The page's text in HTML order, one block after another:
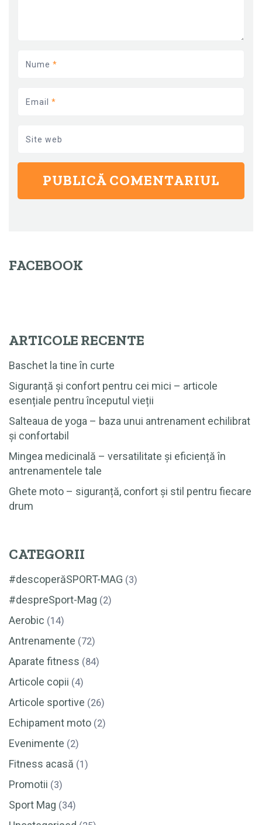
Nume *
Email *
Site web
FACEBOOK
ARTICOLE RECENTE
Baschet la tine în curte
Siguranță și confort pentru cei mici – articole
esențiale pentru începutul vieții
Salteaua de yoga – baza unui antrenament echilibrat
și confortabil
Mingea medicinală – versatilitate și eficiență în
antrenamentele tale
Ghete moto – siguranță, confort și stil pentru fiecare
drum
CATEGORII
#descoperăSPORT-MAG (3)
#despreSport-Mag (2)
Aerobic (14)
Antrenamente (72)
Aparate fitness (84)
Articole copii (4)
Articole sportive (26)
Echipament moto (2)
Evenimente (2)
Fitness acasă (1)
Promotii (3)
Sport Mag (34)